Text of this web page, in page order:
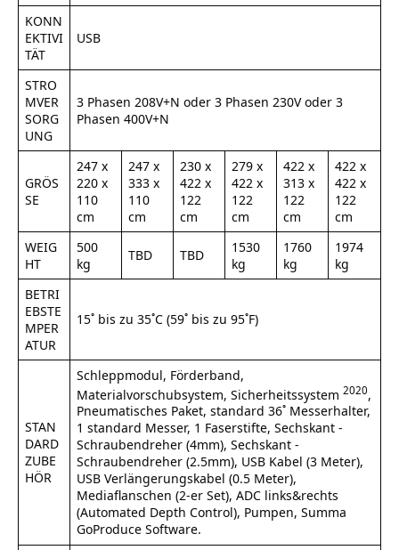
KONN
EKTIVI
TÄT
USB
STRO
MVER
SORG
UNG
3 Phasen 208V+N oder 3 Phasen 230V oder 3
Phasen 400V+N
GRÖS
SE
247 x
220 x
110
cm
247 x
333 x
110
cm
230 x
422 x
122
cm
279 x
422 x
122
cm
422 x
313 x
122
cm
422 x
422 x
122
cm
WEIG
HT
500
kg
TBD TBD
1530
kg
1760
kg
1974
kg
BETRI
EBSTE
MPER
ATUR
15˚ bis zu 35˚C (59˚ bis zu 95˚F)
STAN
DARD
ZUBE
HÖR
Schleppmodul, Förderband,
Materialvorschubsystem, Sicherheitssystem 2020,
Pneumatisches Paket, standard 36˚ Messerhalter,
1 standard Messer, 1 Faserstifte, Sechskant -
Schraubendreher (4mm), Sechskant -
Schraubendreher (2.5mm), USB Kabel (3 Meter),
USB Verlängerungskabel (0.5 Meter),
Mediaflanschen (2-er Set), ADC links&rechts
(Automated Depth Control), Pumpen, Summa
GoProduce Software.